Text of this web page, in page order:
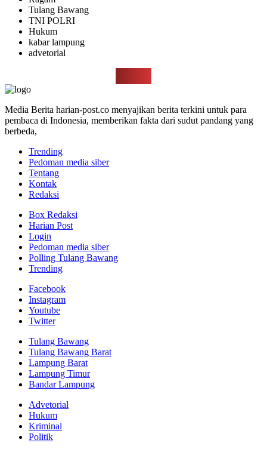
Tulang Bawang
TNI POLRI
Hukum
kabar lampung
advetorial
Media Berita harian-post.co menyajikan berita terkini untuk para
pembaca di Indonesia, memberikan fakta dari sudut pandang yang
berbeda,
Trending
Pedoman media siber
Tentang
Kontak
Redaksi
Box Redaksi
Harian Post
Login
Pedoman media siber
Polling Tulang Bawang
Trending
Facebook
Instagram
Youtube
Twitter
Tulang Bawang
Tulang Bawang Barat
Lampung Barat
Lampung Timur
Bandar Lampung
Advetorial
Hukum
Kriminal
Politik